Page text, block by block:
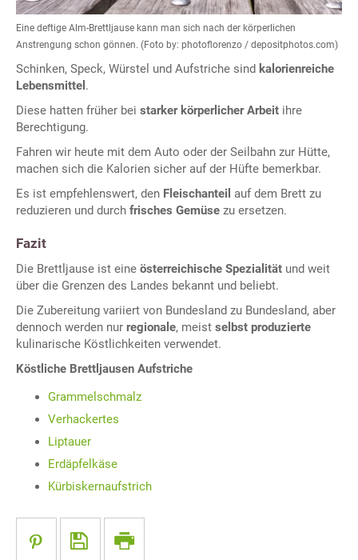
Eine deftige Alm-Brettljause kann man sich nach der körperlichen
Anstrengung schon gönnen. (Foto by: photoflorenzo / depositphotos.com)
Schinken, Speck, Würstel und Aufstriche sind kalorienreiche
Lebensmittel .
Diese hatten früher bei starker körperlicher Arbeit ihre
Berechtigung.
Fahren wir heute mit dem Auto oder der Seilbahn zur Hütte,
machen sich die Kalorien sicher auf der Hüfte bemerkbar.
Es ist empfehlenswert, den Fleischanteil auf dem Brett zu
reduzieren und durch frisches Gemüse zu ersetzen.
Fazit
Die Brettljause ist eine österreichische Spezialität und weit
über die Grenzen des Landes bekannt und beliebt.
Die Zubereitung variiert von Bundesland zu Bundesland, aber
dennoch werden nur regionale, meist selbst produzierte
kulinarische Köstlichkeiten verwendet.
Köstliche Brettljausen Aufstriche
Grammelschmalz
Verhackertes
Liptauer
Erdäpfelkäse
Kürbiskernaufstrich